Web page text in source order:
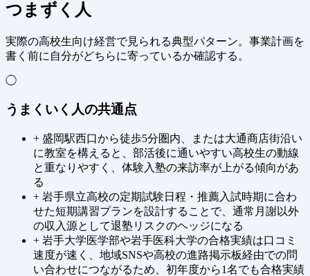
つまずく人
実際の高校生向け経営で見られる典型パターン。事業計画を
書く前に自分がどちらに寄っているか確認する。
◯
うまくいく人の共通点
+ 盛岡駅西口から徒歩5分圏内、または大通商店街沿い
に教室を構えると、部活後に通いやすい高校生の動線
と重なりやすく、体験入塾の来訪率が上がる傾向があ
る
+ 岩手県立高校の定期試験日程・推薦入試時期に合わ
せた短期講習プランを設計することで、通常月謝以外
の収入源として退塾リスクのヘッジになる
+ 岩手大学医学部や岩手医科大学の合格実績は口コミ
速度が速く、地域SNSや高校の進路掲示板経由での問
い合わせにつながるため、初年度から1名でも合格実績